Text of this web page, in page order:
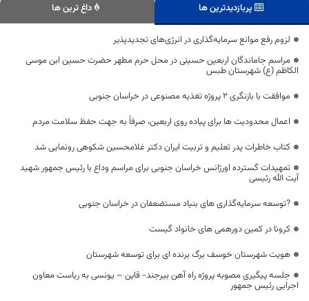
پربازدیدترین ها داغ ترین ها
لزوم رفع موانع سرمایه‌گذاری در انرژی‌های تجدیدپذیر
مراسم جاماندگان اربعین حسینی در محل حرم مطهر حضرت حسین ابن موسی
الکاظم (ع) شهرستان طبس
موافقت با بازنگری ۲ پروژه تغذیه مصنوعی در خراسان جنوبی
اعمال محدودیت ها برای پیاده روی اربعین، صرفاً به جهت حفظ سلامت مردم
کتاب خاطرات پدر تعلیم و تربیت ایران دکتر غلامحسین شکوهی رونمایی شد
تمهیدات گسترده اورژانس خراسان جنوبی برای مراسم وداع با رئیس جمهور شهید
آیت الله رئیسی
?توسعه سرمایه‌گذاری های بنیاد مستضعفان در خراسان جنوبی
کرونا در کمین دورهمی های خانواد گیست
هویت شهرستان خوسف برگ برنده ای برای توسعه شهرستان
جلسه پیگیری مصوبه پروژه راه آهن بيرجند- قاين – يونسی به ریاست معاون
اجرایی رئیس جمهور